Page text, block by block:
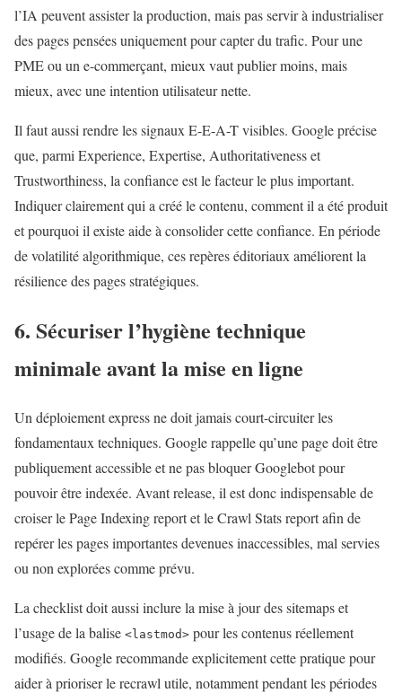
l’IA peuvent assister la production, mais pas servir à industrialiser
des pages pensées uniquement pour capter du trafic. Pour une
PME ou un e-commerçant, mieux vaut publier moins, mais
mieux, avec une intention utilisateur nette.
Il faut aussi rendre les signaux E-E-A-T visibles. Google précise
que, parmi Experience, Expertise, Authoritativeness et
Trustworthiness, la confiance est le facteur le plus important.
Indiquer clairement qui a créé le contenu, comment il a été produit
et pourquoi il existe aide à consolider cette confiance. En période
de volatilité algorithmique, ces repères éditoriaux améliorent la
résilience des pages stratégiques.
6. Sécuriser l’hygiène technique
minimale avant la mise en ligne
Un déploiement express ne doit jamais court-circuiter les
fondamentaux techniques. Google rappelle qu’une page doit être
publiquement accessible et ne pas bloquer Googlebot pour
pouvoir être indexée. Avant release, il est donc indispensable de
croiser le Page Indexing report et le Crawl Stats report afin de
repérer les pages importantes devenues inaccessibles, mal servies
ou non explorées comme prévu.
La checklist doit aussi inclure la mise à jour des sitemaps et
l’usage de la balise <lastmod> pour les contenus réellement
modifiés. Google recommande explicitement cette pratique pour
aider à prioriser le recrawl utile, notamment pendant les périodes